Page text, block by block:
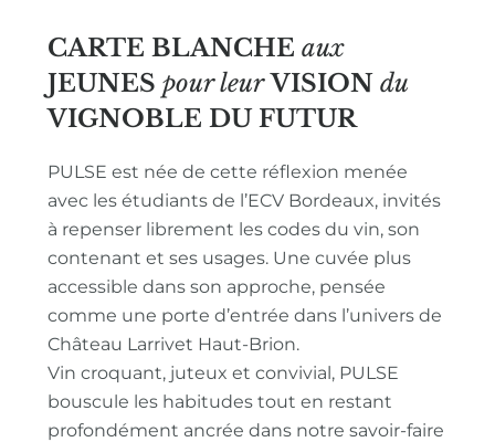
CARTE BLANCHE aux
JEUNES pour leur VISION du
VIGNOBLE DU FUTUR
PULSE est née de cette réflexion menée
avec les étudiants de l’ECV Bordeaux, invités
à repenser librement les codes du vin, son
contenant et ses usages. Une cuvée plus
accessible dans son approche, pensée
comme une porte d’entrée dans l’univers de
Château Larrivet Haut-Brion.
Vin croquant, juteux et convivial, PULSE
bouscule les habitudes tout en restant
profondément ancrée dans notre savoir-faire